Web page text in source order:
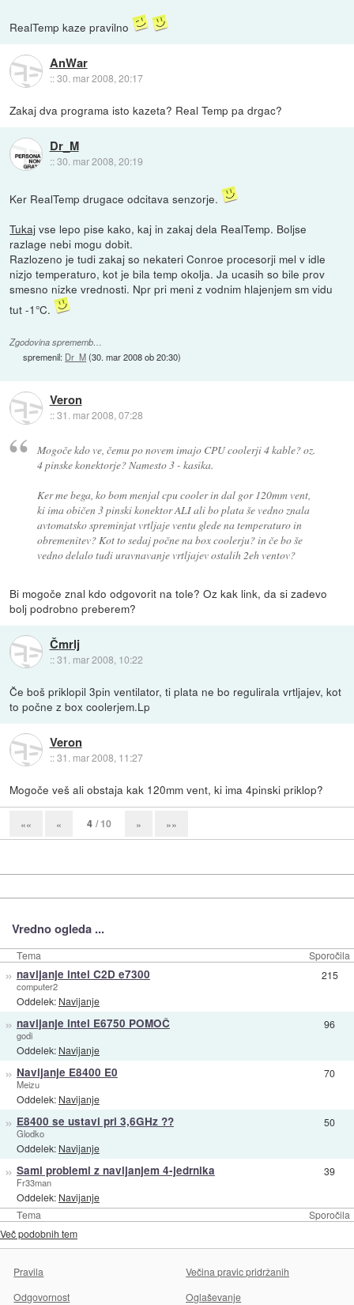
RealTemp kaze pravilno
AnWar
::30. mar 2008, 20:17
Zakaj dva programa isto kazeta? Real Temp pa drgac?
Dr_M
::30. mar 2008, 20:19
Ker RealTemp drugace odcitava senzorje.
Tukaj vse lepo pise kako, kaj in zakaj dela RealTemp. Boljse
razlage nebi mogu dobit.
Razlozeno je tudi zakaj so nekateri Conroe procesorji mel v idle
nizjo temperaturo, kot je bila temp okolja. Ja ucasih so bile prov
smesno nizke vrednosti. Npr pri meni z vodnim hlajenjem sm vidu
tut -1°C.
Zgodovina sprememb…
spremenil: Dr_M(30. mar 2008 ob 20:30)
Veron
::31. mar 2008, 07:28
Mogoče kdo ve, čemu po novem imajo CPU coolerji 4 kable? oz.
4 pinske konektorje? Namesto 3 - kasika.
Ker me bega, ko bom menjal cpu cooler in dal gor 120mm vent,
ki ima običen 3 pinski konektor ALI ali bo plata še vedno znala
avtomatsko spreminjat vrtljaje ventu glede na temperaturo in
obremenitev? Kot to sedaj počne na box coolerju? in če bo še
vedno delalo tudi uravnavanje vrtljajev ostalih 2eh ventov?
Bi mogoče znal kdo odgovorit na tole? Oz kak link, da si zadevo
bolj podrobno preberem?
Čmrlj
::31. mar 2008, 10:22
Če boš priklopil 3pin ventilator, ti plata ne bo regulirala vrtljajev, kot
to počne z box coolerjem.Lp
Veron
::31. mar 2008, 11:27
Mogoče veš ali obstaja kak 120mm vent, ki ima 4pinski priklop?
«« « 4 / 10 » »»
Vredno ogleda ...
Tema Sporočila
Tema Sporočila
» navijanje intel C2D e7300
computer2
Oddelek: Navijanje
215
» navijanje intel E6750 POMOČ
godi
Oddelek: Navijanje
96
» Navijanje E8400 E0
Meizu
Oddelek: Navijanje
70
» E8400 se ustavi pri 3,6GHz ??
Glodko
Oddelek: Navijanje
50
» Sami problemi z navijanjem 4-jedrnika
Fr33man
Oddelek: Navijanje
39
Več podobnih tem
Pravila
Večina pravic pridržanih
Odgovornost
Oglaševanje